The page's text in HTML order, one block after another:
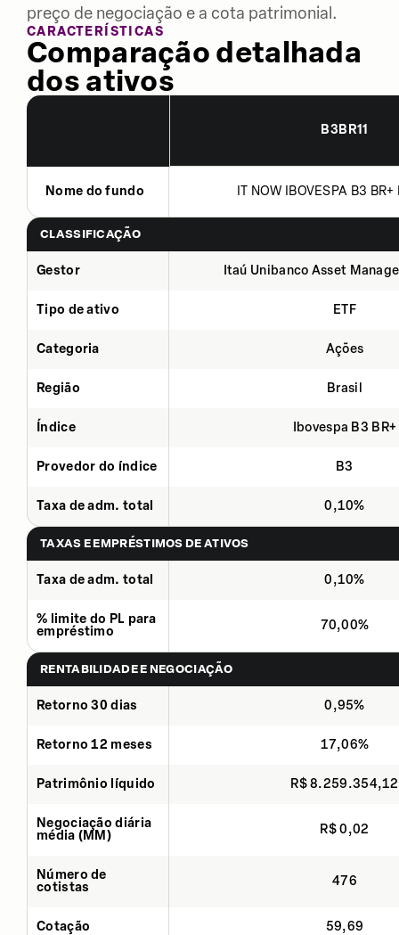
preço de negociação e a cota patrimonial.
CARACTERÍSTICAS
Comparação detalhada
dos ativos
B3BR11
Nome do fundo IT NOW IBOVESPA B3
CLASSIFICAÇÃO
Gestor Itaú Unibanco Asset
Tipo de ativo ETF
Categoria Ações
Região Brasil
Índice Ibovespa B3 BR+
Provedor do índice B3
Taxa de adm. total 0,10%
TAXAS E EMPRÉSTIMOS DE ATIVOS
Taxa de adm. total 0,10%
% limite do PL para
empréstimo
70,00%
RENTABILIDADE E NEGOCIAÇÃO
Retorno 30 dias 0,95%
Retorno 12 meses 17,06%
Patrimônio líquido R$ 8.259.354,12
Negociação diária
média (MM)
R$ 0,02
Número de
cotistas
476
Cotação 59,69